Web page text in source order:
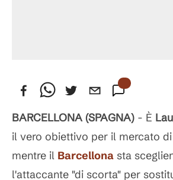
BARCELLONA (SPAGNA) - È
il vero obiettivo per il mercato di
mentre il Barcellona sta
l'attaccante "di scorta" per